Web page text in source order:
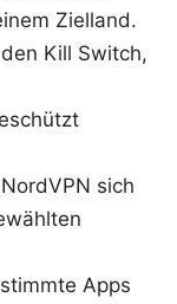
Zielland.
Kill Switch,
sich
Apps